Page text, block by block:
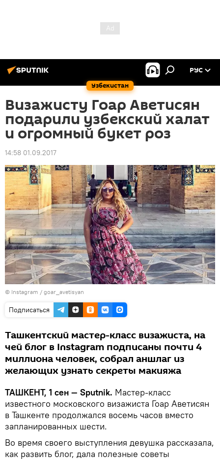
Узбекистан
РУС
Визажисту Гоар Аветисян
подарили узбекский халат
и огромный букет роз
14:58 01.09.2017
© Instagram / goar_avetisyan
Подписаться
Ташкентский мастер-класс визажиста, на
чей блог в Instagram подписаны почти 4
миллиона человек, собрал аншлаг из
желающих узнать секреты макияжа
ТАШКЕНТ, 1 сен — Sputnik. Мастер-класс
известного московского визажиста Гоар Аветисян
в Ташкенте продолжался восемь часов вместо
запланированных шести.
Во время своего выступления девушка рассказала,
как развить блог, дала полезные советы